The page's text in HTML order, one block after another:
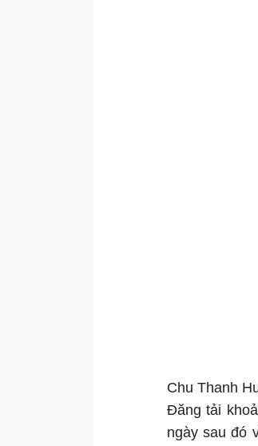
Chu Thanh
Đăng tải
ngày sau đó